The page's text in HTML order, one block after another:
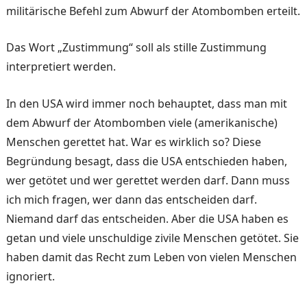
militärische Befehl zum Abwurf der Atombomben erteilt.
Das Wort „Zustimmung“ soll als stille Zustimmung
interpretiert werden.
In den USA wird immer noch behauptet, dass man mit
dem Abwurf der Atombomben viele (amerikanische)
Menschen gerettet hat. War es wirklich so? Diese
Begründung besagt, dass die USA entschieden haben,
wer getötet und wer gerettet werden darf. Dann muss
ich mich fragen, wer dann das entscheiden darf.
Niemand darf das entscheiden. Aber die USA haben es
getan und viele unschuldige zivile Menschen getötet. Sie
haben damit das Recht zum Leben von vielen Menschen
ignoriert.